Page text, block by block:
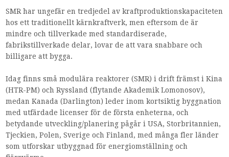
SMR har ungefär en tredjedel av kraftproduktionskapaciteten
hos ett traditionellt kärnkraftverk, men eftersom de är
mindre och tillverkade med standardiserade,
fabrikstillverkade delar, lovar de att vara snabbare och
billigare att bygga.
Idag finns små modulära reaktorer (SMR) i drift främst i Kina
(HTR-PM) och Ryssland (flytande Akademik Lomonosov),
medan Kanada (Darlington) leder inom kortsiktig byggnation
med utfärdade licenser för de första enheterna, och
betydande utveckling/planering pågår i USA, Storbritannien,
Tjeckien, Polen, Sverige och Finland, med många fler länder
som utforskar utbyggnad för energiomställning och